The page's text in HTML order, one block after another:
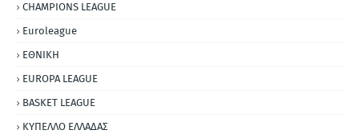
CHAMPIONS LEAGUE
Euroleague
ΕΘΝΙΚΗ
EUROPA LEAGUE
BASKET LEAGUE
ΚΥΠΕΛΛΟ ΕΛΛΑΔΑΣ